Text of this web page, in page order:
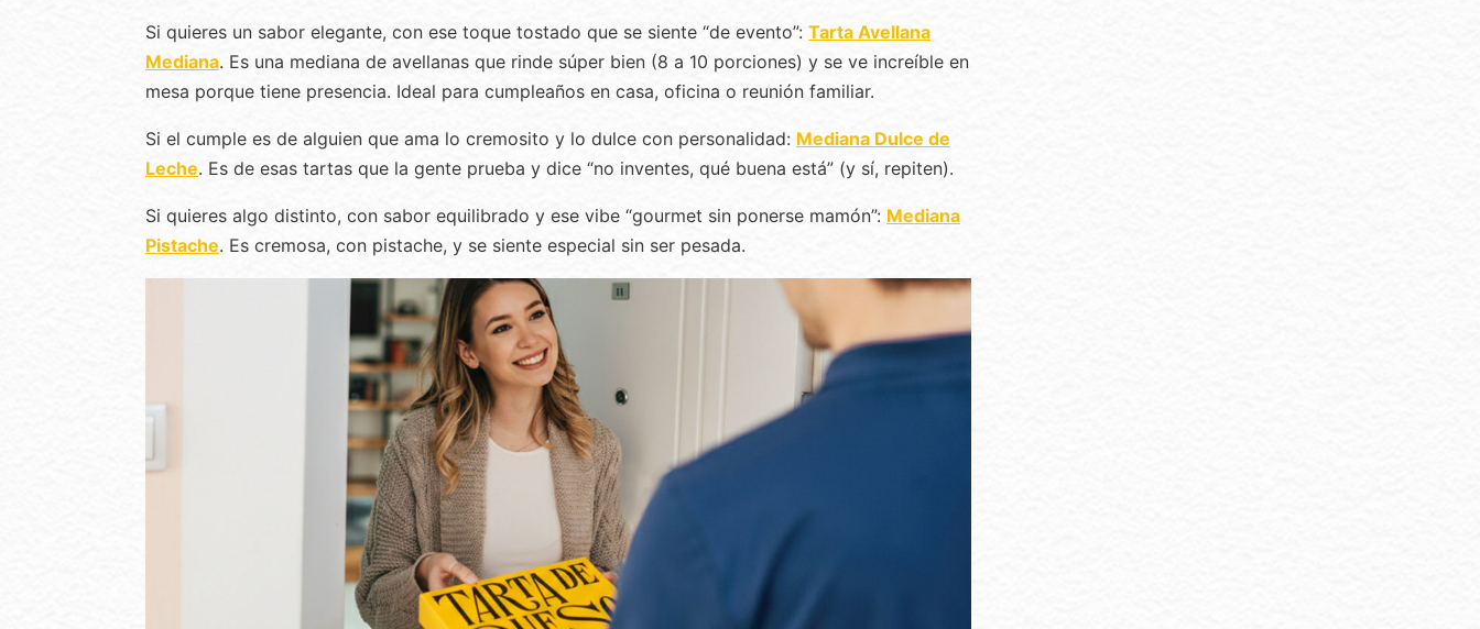
Si quieres un sabor elegante, con ese toque tostado que se siente “de evento”: Tarta Avellana
Mediana. Es una mediana de avellanas que rinde súper bien (8 a 10 porciones) y se ve increíble en
mesa porque tiene presencia. Ideal para cumpleaños en casa, oficina o reunión familiar.
Si el cumple es de alguien que ama lo cremosito y lo dulce con personalidad: Mediana Dulce de
Leche. Es de esas tartas que la gente prueba y dice “no inventes, qué buena está” (y sí, repiten).
Si quieres algo distinto, con sabor equilibrado y ese vibe “gourmet sin ponerse mamón”: Mediana
Pistache. Es cremosa, con pistache, y se siente especial sin ser pesada.